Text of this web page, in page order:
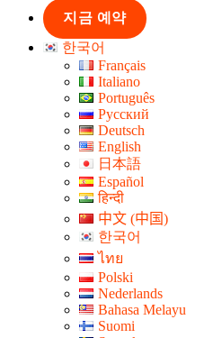
지금 예약
한국어
Français
Italiano
Português
Русский
Deutsch
English
日本語
Español
हिन्दी
中文 (中国)
한국어
ไทย
Polski
Nederlands
Bahasa Melayu
Suomi